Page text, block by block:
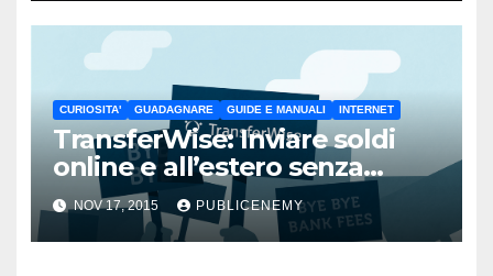
CURIOSITA' GUADAGNARE GUIDE E MANUALI INTERNET
TransferWise: Inviare soldi
online e all’estero senza
pagare commissioni
NOV 17, 2015 PUBLICENEMY